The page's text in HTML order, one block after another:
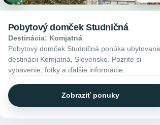
Pobytový domček Studničná
Destinácia: Komjatná
Pobytový domček Studničná ponúka
destinácii Komjatná, Slovensko. Pozrite si
vybavenie, fotky a ďalšie informácie.
Zobraziť ponuky